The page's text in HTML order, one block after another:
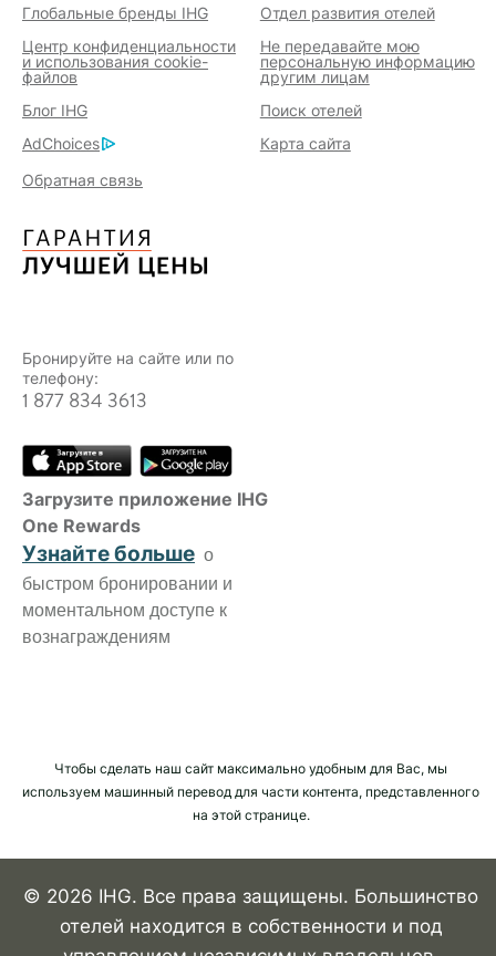
Глобальные бренды IHG
Отдел развития отелей
Центр конфиденциальности
и использования cookie-
файлов
Не передавайте мою
персональную информацию
другим лицам
Блог IHG
Поиск отелей
AdChoices
Карта сайта
Обратная связь
Бронируйте на сайте или по
телефону:
1 877 834 3613
Загрузите приложение IHG
One Rewards
Узнайте больше о
быстром бронировании и
моментальном доступе к
вознаграждениям
Чтобы сделать наш сайт максимально удобным для Вас, мы
используем машинный перевод для части контента, представленного
на этой странице.
© 2026 IHG. Все права защищены. Большинство
отелей находится в собственности и под